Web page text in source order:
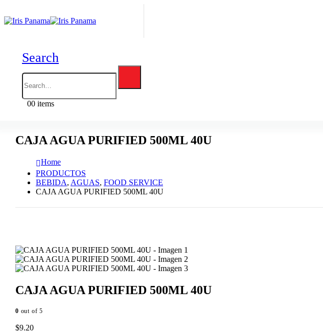
Search
00 items
CAJA AGUA PURIFIED 500ML 40U
Home
PRODUCTOS
BEBIDA, AGUAS, FOOD SERVICE
CAJA AGUA PURIFIED 500ML 40U
CAJA AGUA PURIFIED 500ML 40U
0 out of 5
$9.20